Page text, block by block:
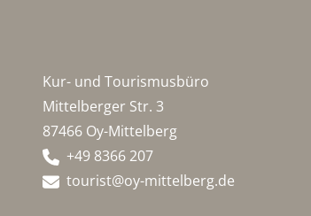
Kur- und Tourismusbüro
Mittelberger Str. 3
87466 Oy-Mittelberg
+49 8366 207
tourist@oy-mittelberg.de